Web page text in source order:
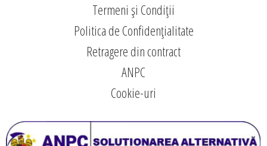
Termeni și Condiții
Politica de Confidențialitate
Retragere din contract
ANPC
Cookie-uri